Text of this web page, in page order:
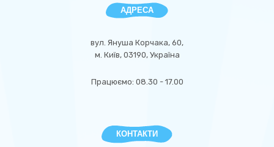
АДРЕСА
вул. Януша Корчака, 60,
м. Київ, 03190, Україна
Працюємо: 08.30 - 17.00
КОНТАКТИ